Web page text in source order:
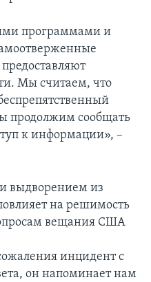
программами и
Мы считаем, что
продолжим сообщать
к информации», –
выдворением из
на решимость
вещания США
инцидент с
он напоминает нам